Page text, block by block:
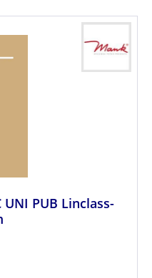
PUB Linclass-